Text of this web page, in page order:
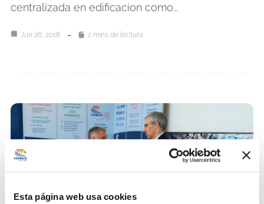
Esta página web usa cookies
centralizada en edificacion como…
Jun 26, 2018 2 mins de lectura